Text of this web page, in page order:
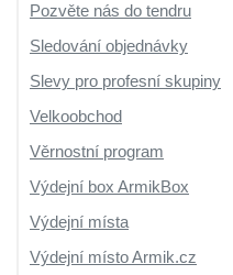
Pozvěte nás do tendru
Sledování objednávky
Slevy pro profesní skupiny
Velkoobchod
Věrnostní program
Výdejní box ArmikBox
Výdejní místa
Výdejní místo Armik.cz